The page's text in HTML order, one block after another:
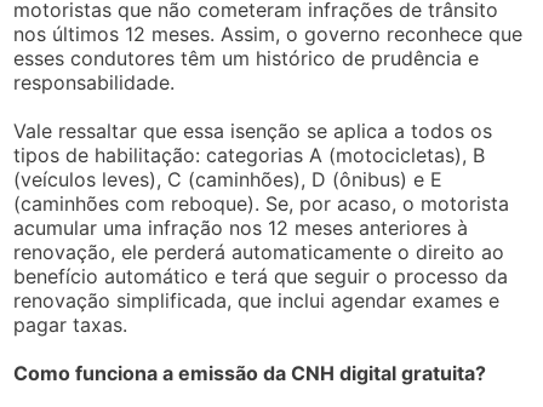
motoristas que não cometeram infrações de trânsito
nos últimos 12 meses. Assim, o governo reconhece que
esses condutores têm um histórico de prudência e
responsabilidade.
Vale ressaltar que essa isenção se aplica a todos os
tipos de habilitação: categorias A (motocicletas), B
(veículos leves), C (caminhões), D (ônibus) e E
(caminhões com reboque). Se, por acaso, o motorista
acumular uma infração nos 12 meses anteriores à
renovação, ele perderá automaticamente o direito ao
benefício automático e terá que seguir o processo da
renovação simplificada, que inclui agendar exames e
pagar taxas.
Como funciona a emissão da CNH digital gratuita?